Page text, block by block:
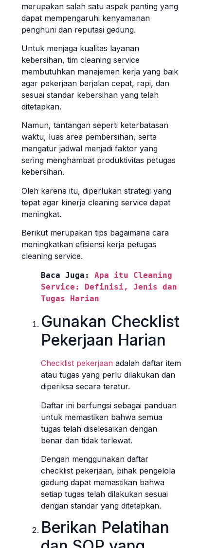
merupakan salah satu aspek penting yang
dapat mempengaruhi kenyamanan
penghuni dan reputasi gedung.
Untuk menjaga kualitas layanan
kebersihan, tim cleaning service
membutuhkan manajemen kerja yang baik
agar pekerjaan berjalan cepat, rapi, dan
sesuai standar kebersihan yang telah
ditetapkan.
Namun, tantangan seperti keterbatasan
waktu, luas area pembersihan, serta
mengatur jadwal menjadi faktor yang
sering menghambat produktivitas petugas
kebersihan.
Oleh karena itu, diperlukan strategi yang
tepat agar kinerja cleaning service dapat
meningkat.
Berikut merupakan tips bagaimana cara
meningkatkan efisiensi kerja petugas
cleaning service.
Baca Juga: Apa itu Cleaning
Service: Definisi, Jenis dan
Tugas Harian
Gunakan Checklist
Pekerjaan Harian
Checklist pekerjaan adalah daftar item
atau tugas yang perlu dilakukan dan
diperiksa secara teratur.
Daftar ini berfungsi sebagai panduan
untuk memastikan bahwa semua
tugas telah diselesaikan dengan
benar dan tidak terlewat.
Dengan menggunakan daftar
checklist pekerjaan, pihak pengelola
gedung dapat memastikan bahwa
setiap tugas telah dilakukan sesuai
dengan standar yang ditetapkan.
Berikan Pelatihan